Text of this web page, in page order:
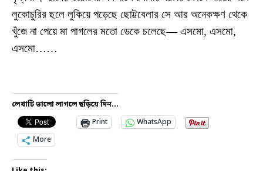
লুকোচুরির ছলে লুকিয়ে পড়েছে ছোট্টবেলার সে আর অনেকক্ষণ থেকে
খুঁজে না পেয়ে মা পাগলের মতো ডেকে চলেছে— এসমো, এসমো,
এসমো……
লেখাটি ভালো লাগলে ছড়িয়ে দিন...
Print
WhatsApp
More